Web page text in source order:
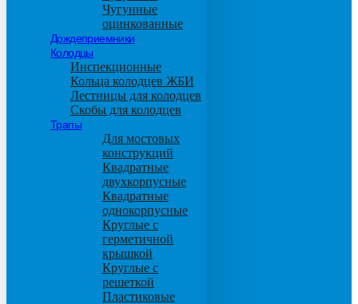
Чугунные
оцинкованные
Дождеприемники
Колодцы
Инспекционные
Кольца колодцев ЖБИ
Лестницы для колодцев
Скобы для колодцев
Трапы
Для мостовых
конструкций
Квадратные
двухкорпусные
Квадратные
однокорпусные
Круглые с
герметичной
крышкой
Круглые с
решеткой
Пластиковые